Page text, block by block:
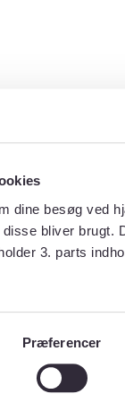
dine besøg ved
bliver
3. parts
Præferencer